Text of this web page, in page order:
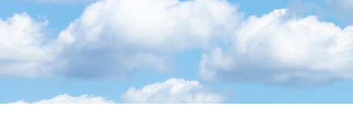
Barnaskór
Eldri skór á afslætti